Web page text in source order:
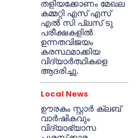
തളിയക്കോണം മേഖല
കമ്മറ്റി എസ് എസ്
എൽ സി പ്ലസ് ടു
പരീക്ഷകളിൽ
ഉന്നതവിജയം
കരസ്ഥമാക്കിയ
വിദ്യാർത്ഥികളെ
ആദരിച്ചു.
Local News
ഊരകം സ്റ്റാർ ക്ലബ്
വാർഷികവും
വിദ്യാഭ്യാസ